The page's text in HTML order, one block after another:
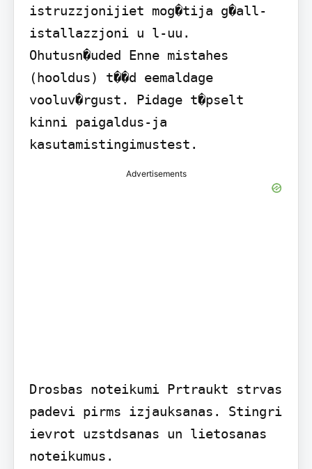
istruzzjonijiet mog�tija g�all-
istallazzjoni u l-uu.
Ohutusn�uded Enne mistahes
(hooldus) t��d eemaldage
vooluv�rgust. Pidage t�pselt
kinni paigaldus-ja
kasutamistingimustest.
Advertisements
Drosbas noteikumi Prtraukt strvas
padevi pirms izjauksanas. Stingri
ievrot uzstdsanas un lietosanas
noteikumus.